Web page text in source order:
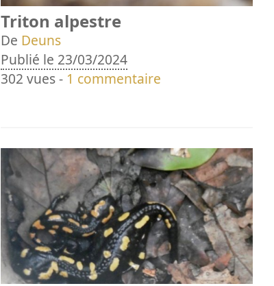
Triton alpestre
De Deuns
Publié le 23/03/2024
302 vues - 1 commentaire